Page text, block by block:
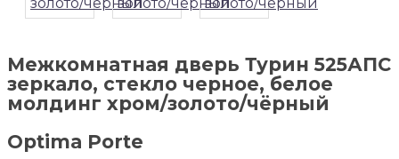
Межкомнатная дверь Турин 525АПС
зеркало, стекло черное, белое
молдинг хром/золото/чёрный
Optima Porte